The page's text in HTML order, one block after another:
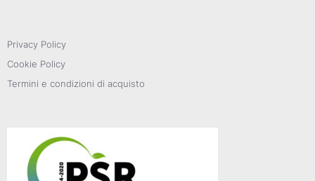
Privacy Policy
Cookie Policy
Termini e condizioni di acquisto